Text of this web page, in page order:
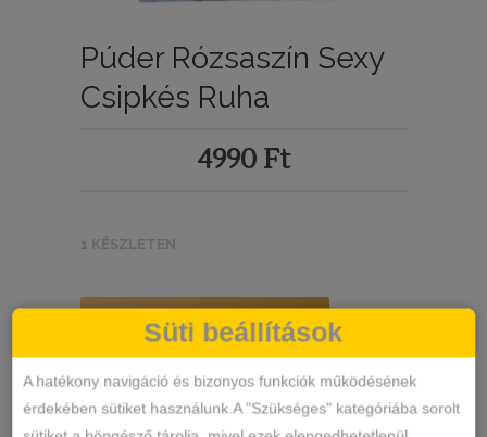
Púder Rózsaszín Sexy
Csipkés Ruha
4990 Ft
1 KÉSZLETEN
KOSÁRBA TESZEM
11078
KATEGÓRIA Sexy
Süti beállítások
A hatékony navigáció és bizonyos funkciók működésének
érdekében sütiket használunk.A "Szükséges" kategóriába sorolt